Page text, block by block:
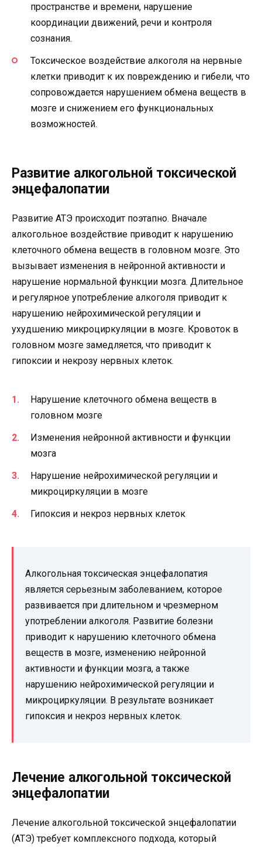
пространстве и времени, нарушение
координации движений, речи и контроля
сознания.
Токсическое воздействие алкоголя на нервные
клетки приводит к их повреждению и гибели, что
сопровождается нарушением обмена веществ в
мозге и снижением его функциональных
возможностей.
Развитие алкогольной токсической
энцефалопатии
Развитие АТЭ происходит поэтапно. Вначале
алкогольное воздействие приводит к нарушению
клеточного обмена веществ в головном мозге. Это
вызывает изменения в нейронной активности и
нарушение нормальной функции мозга. Длительное
и регулярное употребление алкоголя приводит к
нарушению нейрохимической регуляции и
ухудшению микроциркуляции в мозге. Кровоток в
головном мозге замедляется, что приводит к
гипоксии и некрозу нервных клеток.
Нарушение клеточного обмена веществ в
головном мозге
Изменения нейронной активности и функции
мозга
Нарушение нейрохимической регуляции и
микроциркуляции в мозге
Гипоксия и некроз нервных клеток
Алкогольная токсическая энцефалопатия
является серьезным заболеванием, которое
развивается при длительном и чрезмерном
употреблении алкоголя. Развитие болезни
приводит к нарушению клеточного обмена
веществ в мозге, изменению нейронной
активности и функции мозга, а также
нарушению нейрохимической регуляции и
микроциркуляции. В результате возникает
гипоксия и некроз нервных клеток.
Лечение алкогольной токсической
энцефалопатии
Лечение алкогольной токсической энцефалопатии
(АТЭ) требует комплексного подхода, который